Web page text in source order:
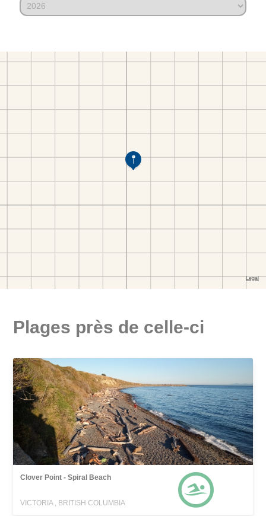
Plages près de celle-ci
Clover Point - Spiral Beach
VICTORIA , BRITISH COLUMBIA